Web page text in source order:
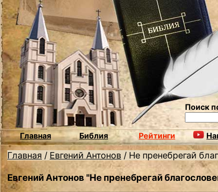
Поиск
Главная Библия Рейтинги
Главная / Евгений Антонов / Не пренебрегай
Евгений Антонов "Не пренебрегай